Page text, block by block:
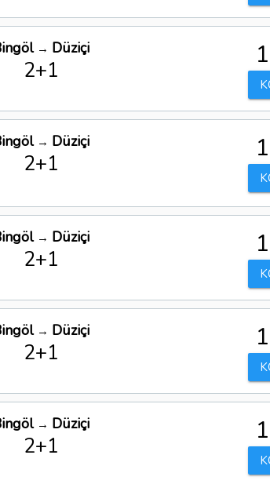
→ Düziçi
2+1
→ Düziçi
2+1
→ Düziçi
2+1
→ Düziçi
2+1
→ Düziçi
2+1